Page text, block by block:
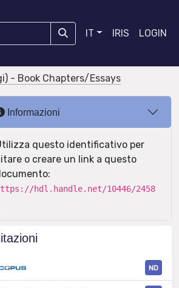
IT IRIS LOGIN
- Book Chapters/Essays
Informazioni
questo identificativo per
o creare un link a questo
hdl.handle.net/10446/2458
ND